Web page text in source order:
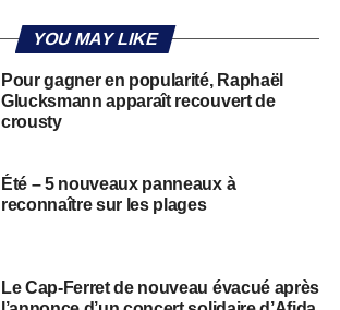
YOU MAY LIKE
Pour gagner en popularité, Raphaël
Glucksmann apparaît recouvert de
crousty
Été – 5 nouveaux panneaux à
reconnaître sur les plages
Le Cap-Ferret de nouveau évacué après